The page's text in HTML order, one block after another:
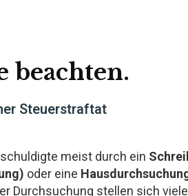
beachten.
Steuerstraftat
meist durch ein
oder eine
Durchsuchung stellen sich viele